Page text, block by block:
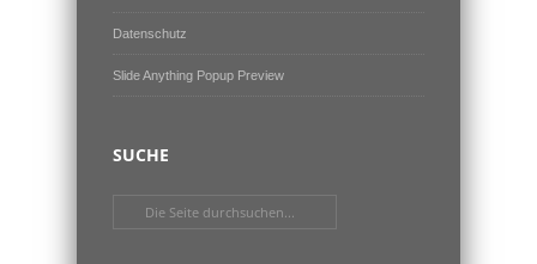
Datenschutz
Slide Anything Popup Preview
SUCHE